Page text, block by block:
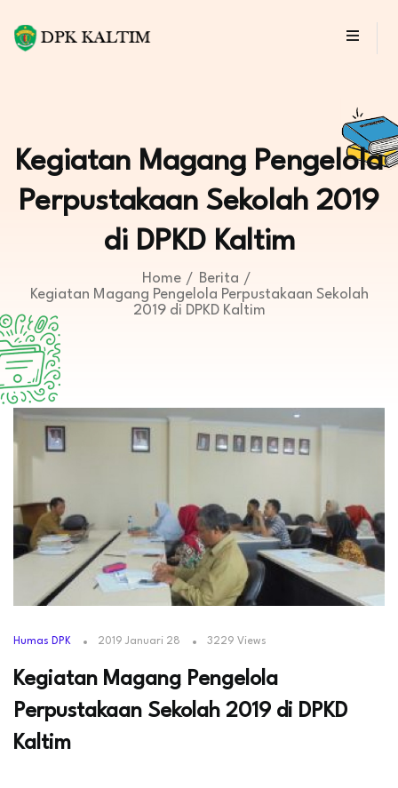
Kegiatan Magang Pengelola
Perpustakaan Sekolah 2019
di DPKD Kaltim
Home
Berita
Kegiatan Magang Pengelola Perpustakaan Sekolah
2019 di DPKD Kaltim
Humas DPK 2019 Januari 28 3229 Views
Kegiatan Magang Pengelola
Perpustakaan Sekolah 2019 di DPKD
Kaltim